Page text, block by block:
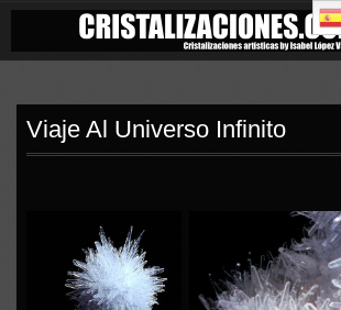
Viaje Al Universo Infinito